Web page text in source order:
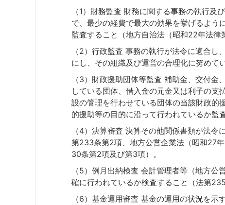
（1）財務監査 財務に関する事務の執行及
で、最少の経費で最大の効果を挙げるよう
監査すること（地方自治法（昭和22年法律
（2）行政監査 事務の執行が法令に適合
にし、その組織及び運営の合理化に努めて
（3）財政援助団体等監査 補助金、交付
している団体、借入金の元金又は利子の
設の管理を行わせている団体の当該財政的
的援助等の目的に沿って行われているか監
（4）決算審査 決算その他関係書類が法
第233条第2項、地方公営企業法（昭和27
30条第2項及び第3項）。
（5）例月出納検査 会計管理者等（地方
確に行われているか検査すること（法第235
（6）基金運用審査 基金の運用の状況を